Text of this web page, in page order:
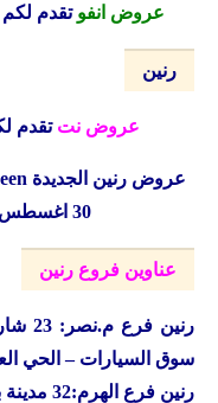
عروض انفو تقدم لكم
رنين
عروض نت تقدم
عروض رنين الجديدة
30 اغسطس 2025 للاجهزة الكهربائية
عناوين فروع رنين
رنين
فرع
سوق السيارات – الحي
رنين فرع الهرم:32 مدينة بيتكو محطة مشعل شارع الهرم .